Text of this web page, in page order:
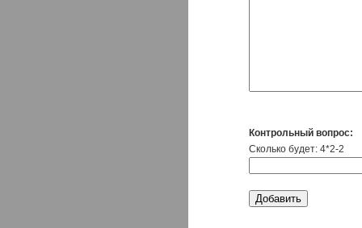
Контрольный вопрос:
Сколько будет: 4*2-2